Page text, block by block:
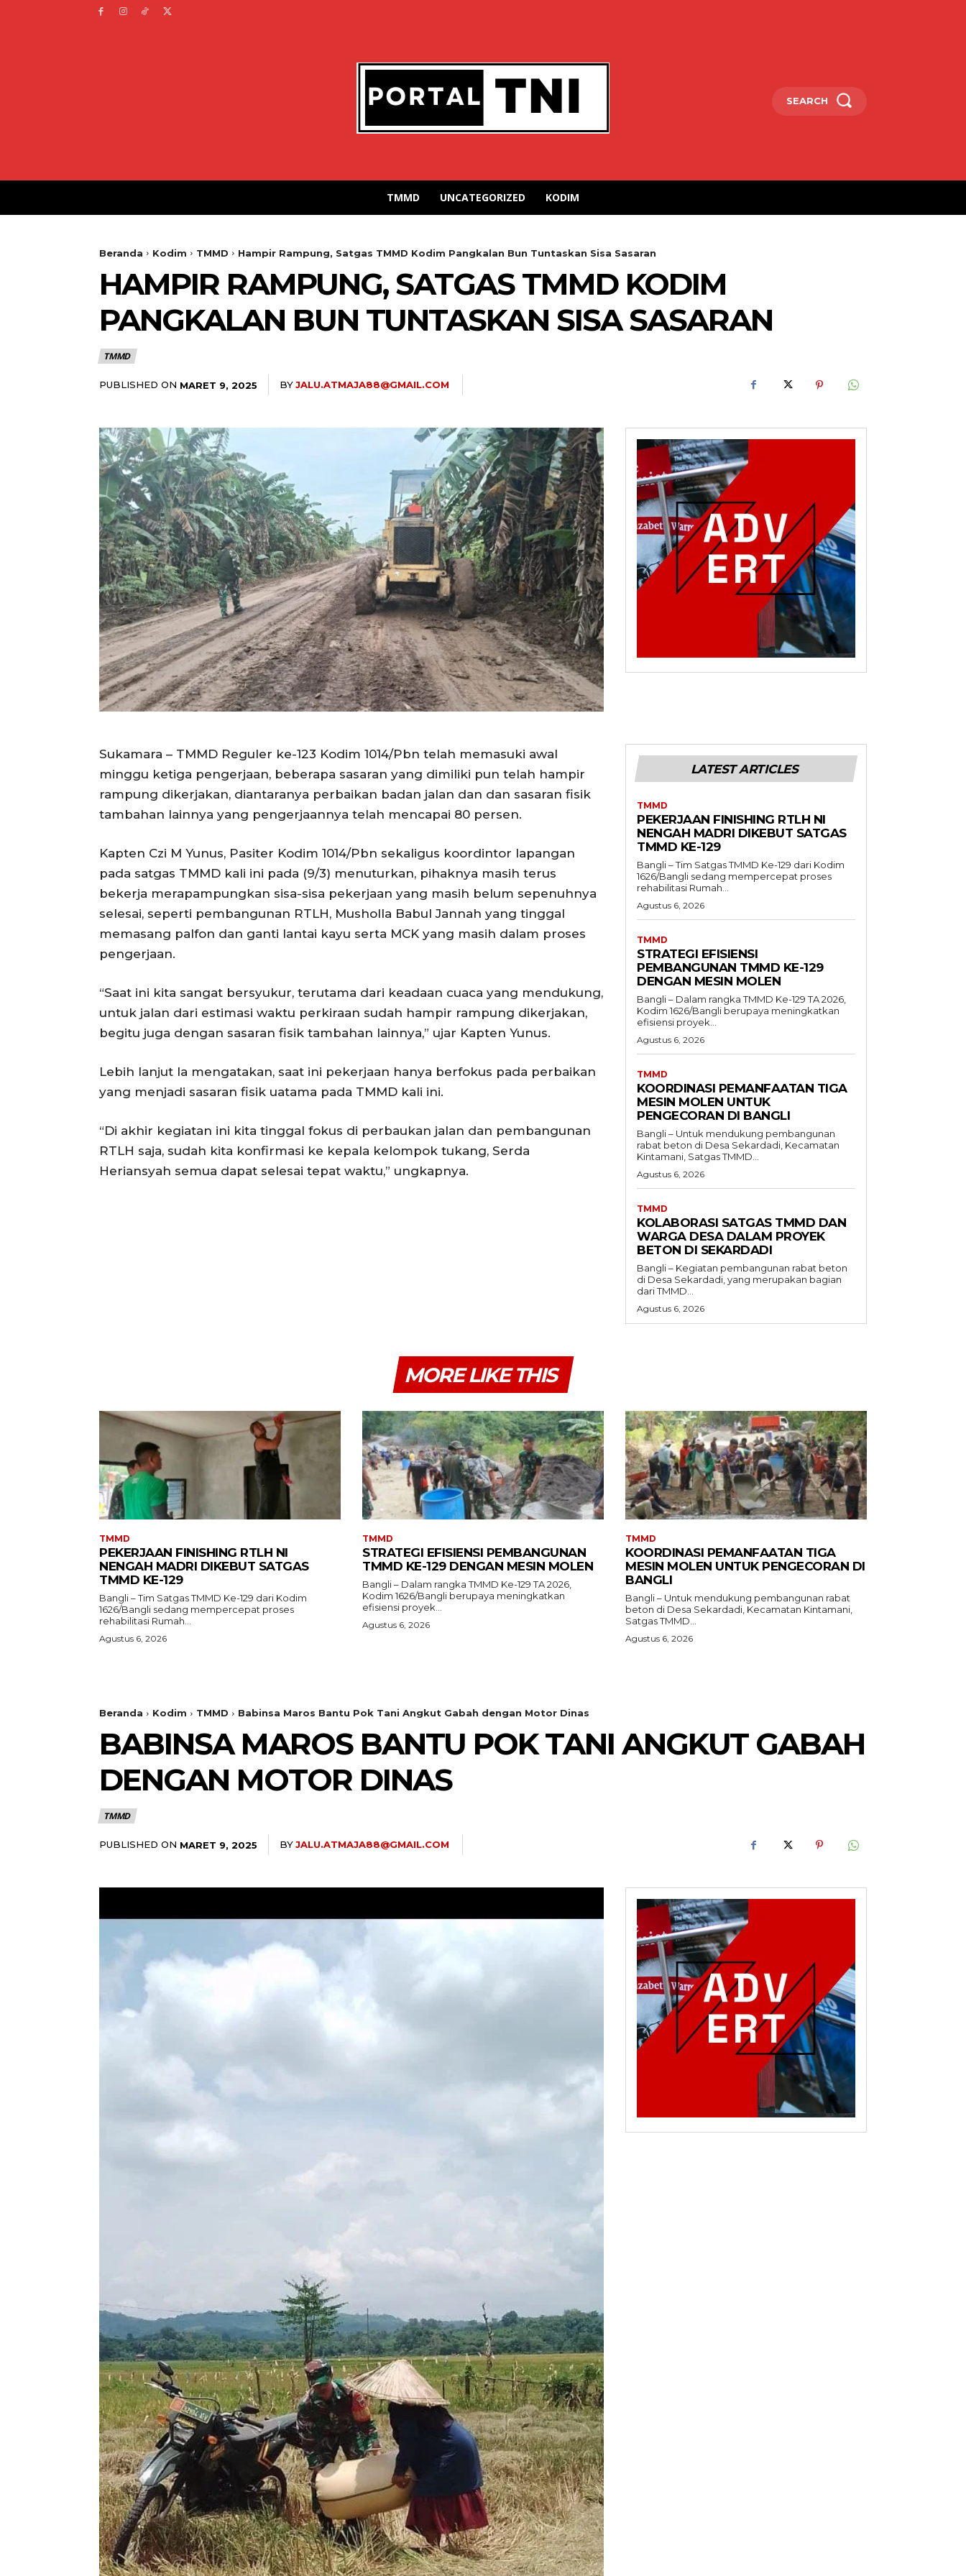
SEARCH
TMMD UNCATEGORIZED KODIM
Beranda Kodim TMMD Hampir Rampung, Satgas TMMD Kodim Pangkalan Bun Tuntaskan Sisa Sasaran
HAMPIR RAMPUNG, SATGAS TMMD KODIM
PANGKALAN BUN TUNTASKAN SISA SASARAN
TMMD
PUBLISHED ON MARET 9, 2025 BYJALU.ATMAJA88@GMAIL.COM
Sukamara – TMMD Reguler ke-123 Kodim 1014/Pbn telah memasuki awal
minggu ketiga pengerjaan, beberapa sasaran yang dimiliki pun telah hampir
rampung dikerjakan, diantaranya perbaikan badan jalan dan dan sasaran fisik
tambahan lainnya yang pengerjaannya telah mencapai 80 persen.
Kapten Czi M Yunus, Pasiter Kodim 1014/Pbn sekaligus koordintor lapangan
pada satgas TMMD kali ini pada (9/3) menuturkan, pihaknya masih terus
bekerja merapampungkan sisa-sisa pekerjaan yang masih belum sepenuhnya
selesai, seperti pembangunan RTLH, Musholla Babul Jannah yang tinggal
memasang palfon dan ganti lantai kayu serta MCK yang masih dalam proses
pengerjaan.
“Saat ini kita sangat bersyukur, terutama dari keadaan cuaca yang mendukung,
untuk jalan dari estimasi waktu perkiraan sudah hampir rampung dikerjakan,
begitu juga dengan sasaran fisik tambahan lainnya,” ujar Kapten Yunus.
Lebih lanjut Ia mengatakan, saat ini pekerjaan hanya berfokus pada perbaikan
yang menjadi sasaran fisik uatama pada TMMD kali ini.
“Di akhir kegiatan ini kita tinggal fokus di perbaukan jalan dan pembangunan
RTLH saja, sudah kita konfirmasi ke kepala kelompok tukang, Serda
Heriansyah semua dapat selesai tepat waktu,” ungkapnya.
LATEST ARTICLES
TMMD
PEKERJAAN FINISHING RTLH NI
NENGAH MADRI DIKEBUT SATGAS
TMMD KE-129
Bangli – Tim Satgas TMMD Ke-129 dari Kodim
1626/Bangli sedang mempercepat proses
rehabilitasi Rumah...
Agustus 6, 2026
TMMD
STRATEGI EFISIENSI
PEMBANGUNAN TMMD KE-129
DENGAN MESIN MOLEN
Bangli – Dalam rangka TMMD Ke-129 TA 2026,
Kodim 1626/Bangli berupaya meningkatkan
efisiensi proyek...
Agustus 6, 2026
TMMD
KOORDINASI PEMANFAATAN TIGA
MESIN MOLEN UNTUK
PENGECORAN DI BANGLI
Bangli – Untuk mendukung pembangunan
rabat beton di Desa Sekardadi, Kecamatan
Kintamani, Satgas TMMD...
Agustus 6, 2026
TMMD
KOLABORASI SATGAS TMMD DAN
WARGA DESA DALAM PROYEK
BETON DI SEKARDADI
Bangli – Kegiatan pembangunan rabat beton
di Desa Sekardadi, yang merupakan bagian
dari TMMD...
Agustus 6, 2026
MORE LIKE THIS
TMMD
PEKERJAAN FINISHING RTLH NI
NENGAH MADRI DIKEBUT SATGAS
TMMD KE-129
Bangli – Tim Satgas TMMD Ke-129 dari Kodim
1626/Bangli sedang mempercepat proses
rehabilitasi Rumah...
Agustus 6, 2026
TMMD
STRATEGI EFISIENSI PEMBANGUNAN
TMMD KE-129 DENGAN MESIN MOLEN
Bangli – Dalam rangka TMMD Ke-129 TA 2026,
Kodim 1626/Bangli berupaya meningkatkan
efisiensi proyek...
Agustus 6, 2026
TMMD
KOORDINASI PEMANFAATAN TIGA
MESIN MOLEN UNTUK PENGECORAN DI
BANGLI
Bangli – Untuk mendukung pembangunan rabat
beton di Desa Sekardadi, Kecamatan Kintamani,
Satgas TMMD...
Agustus 6, 2026